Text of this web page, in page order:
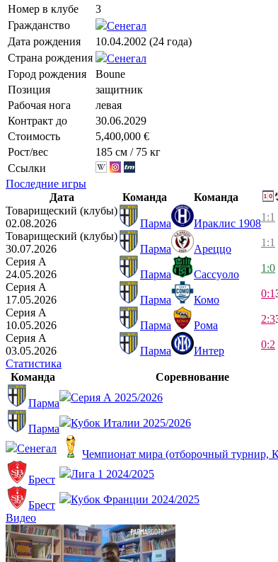
Номер в клубе
3
Гражданство
Сенегал
Дата рождения
10.04.2002 (24 года)
Страна рождения
Сенегал
Город рождения
Boune
Позиция
защитник
Рабочая нога
левая
Контракт до
30.06.2029
Стоимость
5,400,000 €
Рост/вес
185 см / 75 кг
Ссылки
Последние игры
Дата
Команда
Команда
Товарищеский (клубы)
02.08.2026
Парма Ираклис 1908
1:1
Товарищеский (клубы)
30.07.2026
Парма Ареццо
1:1
Серия А
24.05.2026
Парма Сассуоло
1:0
Серия А
17.05.2026
Парма Комо
0:1
Серия А
10.05.2026
Парма Рома
2:3
Серия А
03.05.2026
Парма Интер
0:2
Статистика
Команда
Соревнование
Парма Серия А 2025/2026
Парма Кубок Италии 2025/2026
Сенегал Чемпионат мира (отборочный турнир,
Брест Лига 1 2024/2025
Брест Кубок Франции 2024/2025
Видео